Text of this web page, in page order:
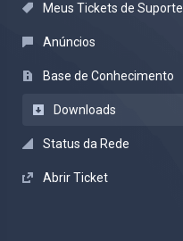
Meus Tickets de Suporte
Anúncios
Base de Conhecimento
Downloads
Status da Rede
Abrir Ticket